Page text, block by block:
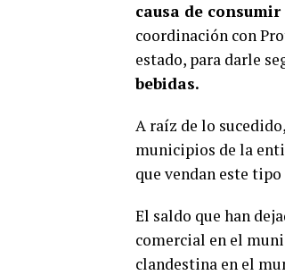
causa de
coordinación con
estado, para darle
bebidas.
A raíz de lo
municipios de la
que vendan este
El saldo que han
comercial en el
clandestina en el